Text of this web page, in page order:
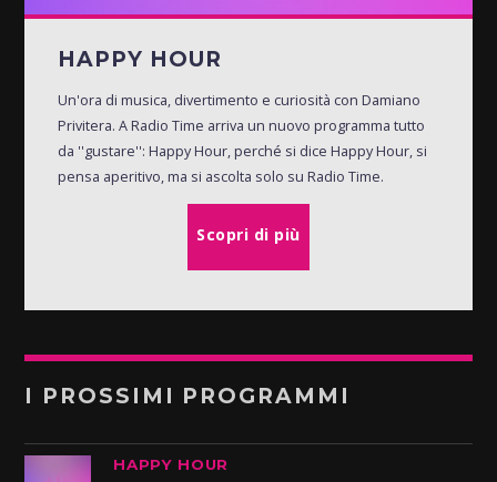
HAPPY HOUR
Un'ora di musica, divertimento e curiosità con Damiano
Privitera. A Radio Time arriva un nuovo programma tutto
da ''gustare'': Happy Hour, perché si dice Happy Hour, si
pensa aperitivo, ma si ascolta solo su Radio Time.
Scopri di più
I PROSSIMI PROGRAMMI
HAPPY HOUR